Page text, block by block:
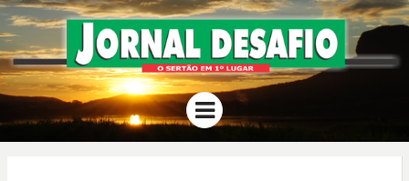
JORNAL
DESAFIO
O Sertão em 1º Lugar
Menu